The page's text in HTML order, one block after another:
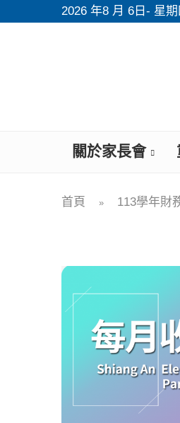
2026 年8 月 6日- 星
關於家長會
首頁 » 113學年財